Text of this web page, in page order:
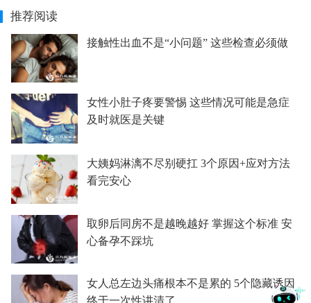
推荐阅读
接触性出血不是“小问题” 这些检查必须做
女性小肚子疼要警惕 这些情况可能是急症
及时就医是关键
大姨妈淋漓不尽别硬扛 3个原因+应对方法
看完安心
取卵后同房不是越晚越好 掌握这个标准 安
心备孕不踩坑
女人总左边头痛根本不是累的 5个隐藏诱因